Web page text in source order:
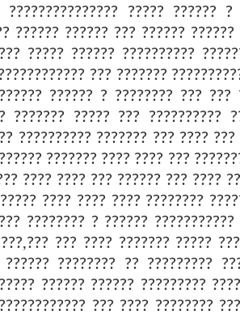
????? ??????
?????? ?????? ??? ?????? ??????
????? ?????? ??????????
??? ???????
?????? ? ???????? ??? ???
????? ??? ??????????
?????????? ??????? ??? ???? ???
??????? ???? ???? ???
???? ???? ??? ?????? ??? ????
???? ???? ???? ????????
???????? ? ??????
??? ???? ??????? ?????
???????? ?? ?????????
?????? ?????? ?????????
??? ???? ????????